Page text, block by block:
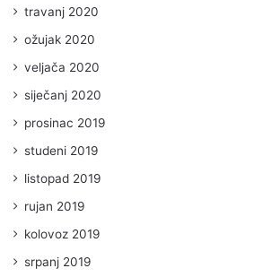
travanj 2020
ožujak 2020
veljača 2020
siječanj 2020
prosinac 2019
studeni 2019
listopad 2019
rujan 2019
kolovoz 2019
srpanj 2019